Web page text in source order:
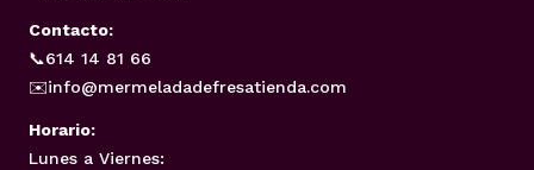
Contacto:
📞614 14 81 66
✉️info@mermeladadefresatienda.com
Horario:
Lunes a Viernes: